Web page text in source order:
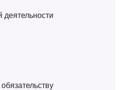
деятельности